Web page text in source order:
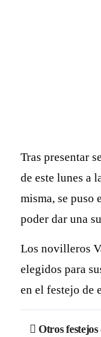
Tras presentar
de este lunes a
misma, se puso
poder dar una
Los novilleros
elegidos para
en el festejo de
Otros festejos